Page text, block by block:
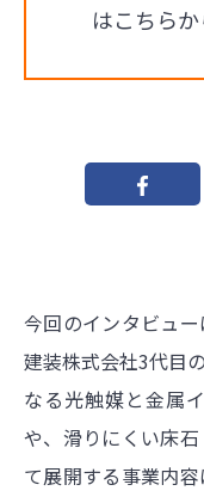
はこちら
今回のインタビュ
建装株式会社3代目
なる光触媒と金属
や、滑りにくい床
て展開する事業内